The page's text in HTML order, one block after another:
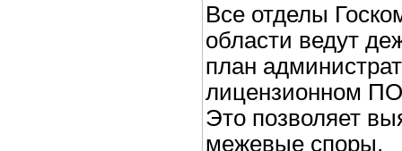
Все отделы
области ведут
план
лицензионном
Это позволяет
межевые споры,